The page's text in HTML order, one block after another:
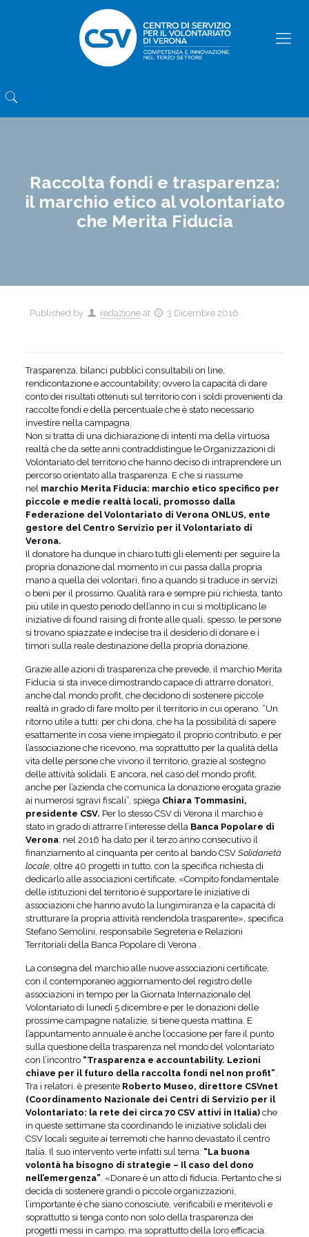
Raccolta fondi e trasparenza:
il marchio etico al volontariato
che Merita Fiducia
Published by redazione at 3 Dicembre 2016
Trasparenza, bilanci pubblici consultabili on line,
rendicontazione e accountability; ovvero la capacità di dare
conto dei risultati ottenuti sul territorio con i soldi provenienti da
raccolte fondi e della percentuale che è stato necessario
investire nella campagna.
Non si tratta di una dichiarazione di intenti ma della virtuosa
realtà che da sette anni contraddistingue le Organizzazioni di
Volontariato del territorio che hanno deciso di intraprendere un
percorso orientato alla trasparenza. E che si riassume
nel marchio Merita Fiducia: marchio etico specifico per
piccole e medie realtà locali, promosso dalla
Federazione del Volontariato di Verona ONLUS, ente
gestore del Centro Servizio per il Volontariato di
Verona.
Il donatore ha dunque in chiaro tutti gli elementi per seguire la
propria donazione dal momento in cui passa dalla propria
mano a quella dei volontari, fino a quando si traduce in servizi
o beni per il prossimo. Qualità rara e sempre più richiesta, tanto
più utile in questo periodo dell’anno in cui si moltiplicano le
iniziative di found raising di fronte alle quali, spesso, le persone
si trovano spiazzate e indecise tra il desiderio di donare e i
timori sulla reale destinazione della propria donazione.
Grazie alle azioni di trasparenza che prevede, il marchio Merita
Fiducia si sta invece dimostrando capace di attrarre donatori,
anche dal mondo profit, che decidono di sostenere piccole
realtà in grado di fare molto per il territorio in cui operano. “Un
ritorno utile a tutti: per chi dona, che ha la possibilità di sapere
esattamente in cosa viene impiegato il proprio contributo, e per
l’associazione che ricevono, ma soprattutto per la qualità della
vita delle persone che vivono il territorio, grazie al sostegno
delle attività solidali. E ancora, nel caso del mondo profit,
anche per l’azienda che comunica la donazione erogata grazie
ai numerosi sgravi fiscali”, spiega Chiara Tommasini,
presidente CSV. Per lo stesso CSV di Verona il marchio è
stato in grado di attrarre l’interesse della Banca Popolare di
Verona: nel 2016 ha dato per il terzo anno consecutivo il
finanziamento al cinquanta per cento al bando CSV Solidarietà
locale, oltre 40 progetti in tutto, con la specifica richiesta di
dedicarlo alle associazioni certificate. «Compito fondamentale
delle istituzioni del territorio è supportare le iniziative di
associazioni che hanno avuto la lungimiranza e la capacità di
strutturare la propria attività rendendola trasparente», specifica
Stefano Semolini, responsabile Segreteria e Relazioni
Territoriali della Banca Popolare di Verona .
La consegna del marchio alle nuove associazioni certificate,
con il contemporaneo aggiornamento del registro delle
associazioni in tempo per la Giornata Internazionale del
Volontariato di lunedì 5 dicembre e per le donazioni delle
prossime campagne natalizie, si tiene questa mattina. E
l’appuntamento annuale è anche l’occasione per fare il punto
sulla questione della trasparenza nel mondo del volontariato
con l’incontro “Trasparenza e accountability. Lezioni
chiave per il futuro della raccolta fondi nel non profit”.
Tra i relatori, è presente Roberto Museo, direttore CSVnet
(Coordinamento Nazionale dei Centri di Servizio per il
Volontariato: la rete dei circa 70 CSV attivi in Italia)che
in queste settimane sta coordinando le iniziative solidali dei
CSV locali seguite ai terremoti che hanno devastato il centro
Italia. Il suo intervento verte infatti sul tema: “La buona
volontà ha bisogno di strategie – Il caso del dono
nell’emergenza”. «Donare è un atto di fiducia. Pertanto che si
decida di sostenere grandi o piccole organizzazioni,
l’importante è che siano conosciute, verificabili e meritevoli e
soprattutto si tenga conto non solo della trasparenza dei
progetti messi in campo, ma soprattutto della loro efficacia.